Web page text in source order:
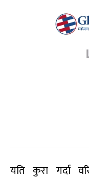
यति कुरा गर्दा